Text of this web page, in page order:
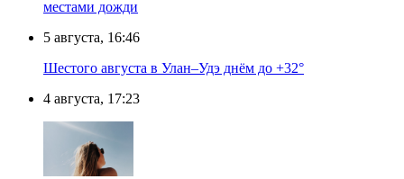
местами дожди
5 августа, 16:46
Шестого августа в Улан–Удэ днём до +32°
4 августа, 17:23